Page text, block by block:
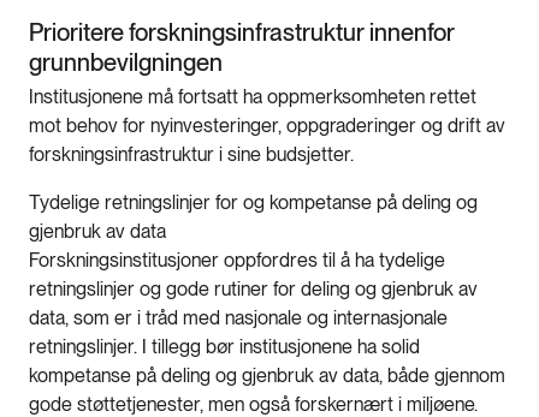
Prioritere forskningsinfrastruktur innenfor
grunnbevilgningen
Institusjonene må fortsatt ha oppmerksomheten rettet
mot behov for nyinvesteringer, oppgraderinger og drift av
forskningsinfrastruktur i sine budsjetter.
Tydelige retningslinjer for og kompetanse på deling og
gjenbruk av data
Forskningsinstitusjoner oppfordres til å ha tydelige
retningslinjer og gode rutiner for deling og gjenbruk av
data, som er i tråd med nasjonale og internasjonale
retningslinjer. I tillegg bør institusjonene ha solid
kompetanse på deling og gjenbruk av data, både gjennom
gode støttetjenester, men også forskernært i miljøene.